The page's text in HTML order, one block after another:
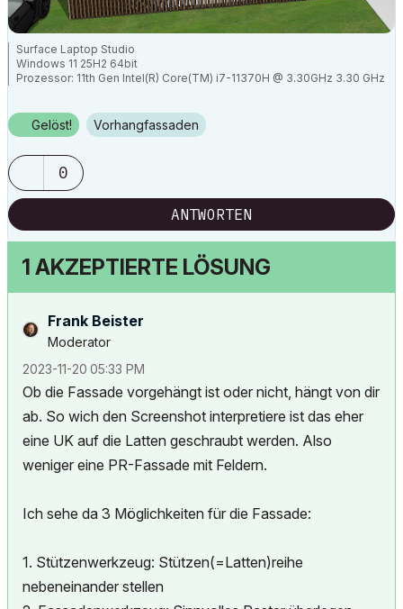
Surface Laptop Studio
Windows 11 25H2 64bit
Prozessor: 11th Gen Intel(R) Core(TM) i7-11370H @ 3.30GHz 3.30 GHz
Archicad 29
Gelöst! Vorhangfassaden
0
ANTWORTEN
1 AKZEPTIERTE LÖSUNG
Frank Beister
Moderator
‎2023-11-20 05:33 PM
Ob die Fassade vorgehängt ist oder nicht, hängt von dir
ab. So wich den Screenshot interpretiere ist das eher
eine UK auf die Latten geschraubt werden. Also
weniger eine PR-Fassade mit Feldern.
Ich sehe da 3 Möglichkeiten für die Fassade:
1. Stützenwerkzeug: Stützen(=Latten)reihe
nebeneinander stellen